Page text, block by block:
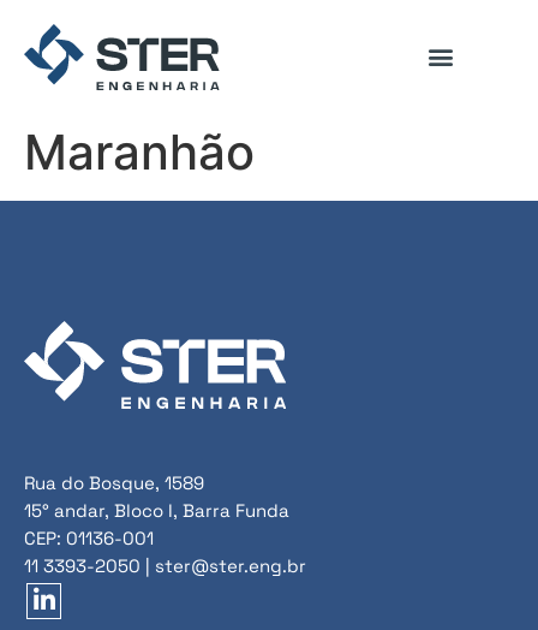
Maranhão
Rua do Bosque, 1589
15° andar, Bloco I, Barra Funda
CEP: 01136-001
11 3393-2050 | ster@ster.eng.br